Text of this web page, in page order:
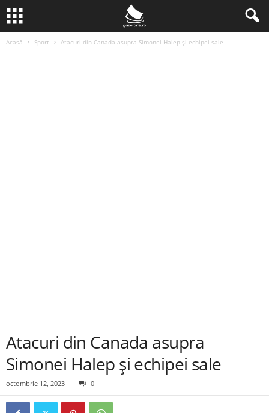
Acasă Sport Atacuri din Canada asupra Simonei Halep și echipei sale
Atacuri din Canada asupra
Simonei Halep și echipei sale
octombrie 12, 2023 0